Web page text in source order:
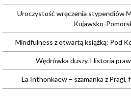
Uroczystość wręczenia stypendiów
Kujawsko-
Mindfulness z otwartą książką: Pod
Wędrówka duszy. Historia
La Inthonkaew – szamanka z Pragi,